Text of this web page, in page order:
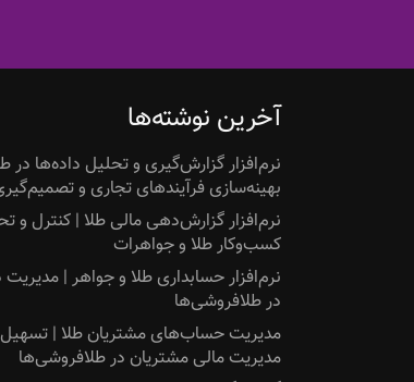
آخرین نوشته‌ها
نرم‌افزار گزارش‌گیری و تحلیل داده‌ها در
بهینه‌سازی فرآیندهای تجاری و
نرم‌افزار گزارش‌دهی مالی طلا | کنترل و
کسب‌وکار طلا و جواهرات
نرم‌افزار حسابداری طلا و جواهر |
در طلافروشی‌ها
مدیریت حساب‌های مشتریان طلا | تسهیل
مدیریت مالی مشتریان در طلافروشی‌ها